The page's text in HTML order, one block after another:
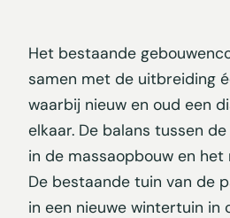
Het bestaande
samen met de uitbreiding
waarbij nieuw en oud een
elkaar. De balans tussen
in de massaopbouw en
De bestaande tuin van de
in een nieuwe wintertuin in